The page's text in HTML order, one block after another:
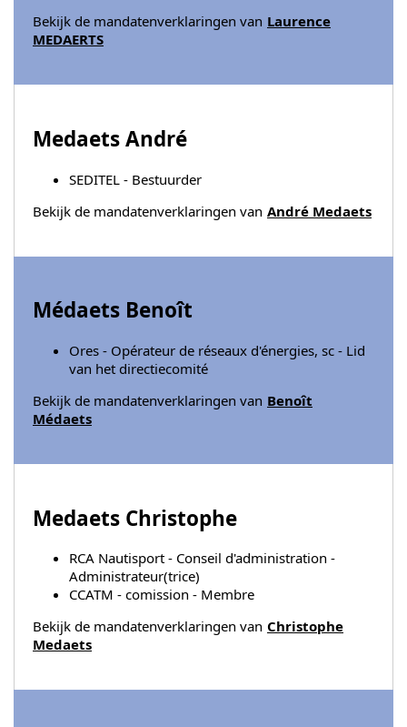
Bekijk de mandatenverklaringen van Laurence
MEDAERTS
Medaets André
SEDITEL - Bestuurder
Bekijk de mandatenverklaringen van André Medaets
Médaets Benoît
Ores - Opérateur de réseaux d'énergies, sc - Lid
van het directiecomité
Bekijk de mandatenverklaringen van Benoît
Médaets
Medaets Christophe
RCA Nautisport - Conseil d'administration -
Administrateur(trice)
CCATM - comission - Membre
Bekijk de mandatenverklaringen van Christophe
Medaets